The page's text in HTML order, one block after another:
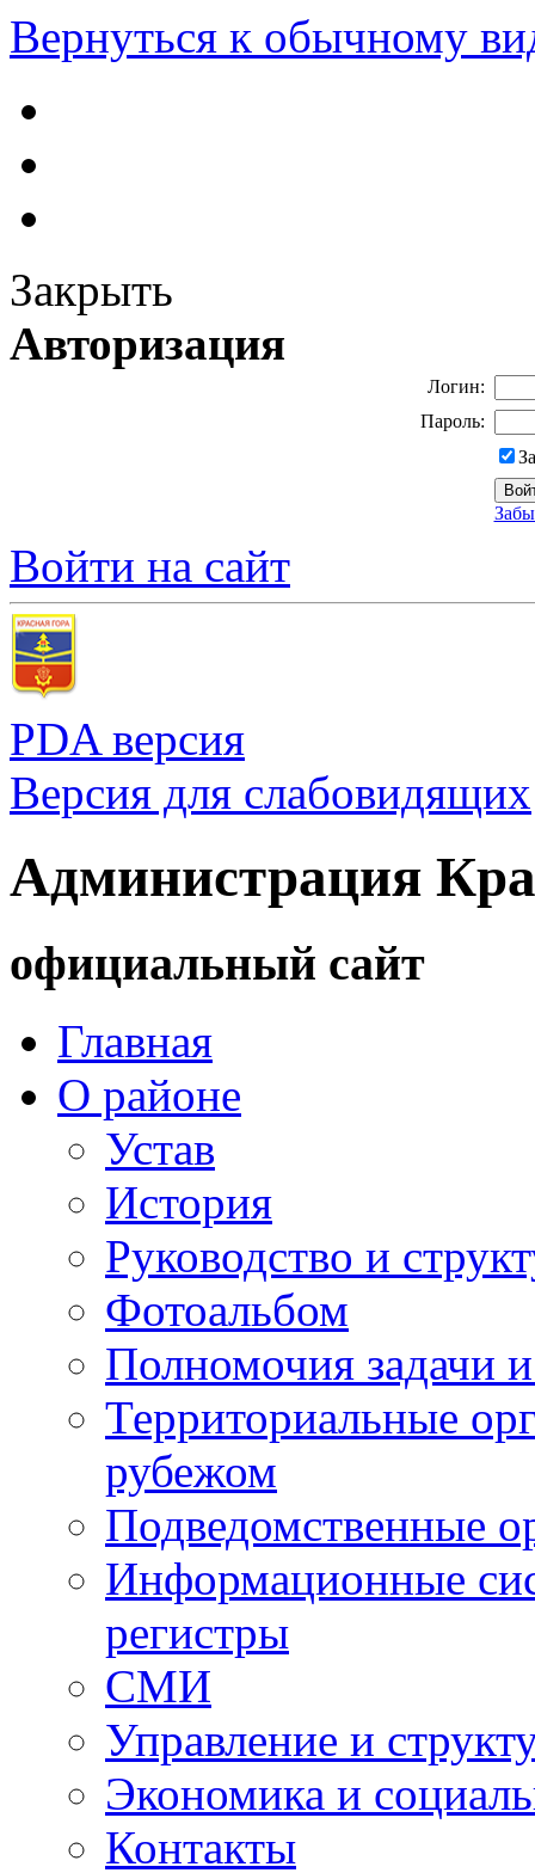
Вернуться к обычному
Закрыть
Авторизация
Логин:
Пароль:
Войти на сайт
PDA версия
Версия для слабовидящих
Администрация
официальный сайт
Главная
О районе
Устав
История
Руководство и
Фотоальбом
Полномочия задачи
Территориальные
рубежом
Подведомственные
Информационные
регистры
СМИ
Управление и
Экономика и
Контакты